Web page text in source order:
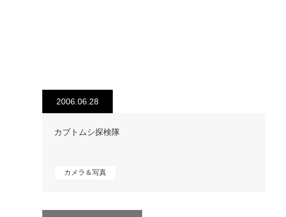
2006.06.28
カブトムシ探検隊
カメラ＆写真